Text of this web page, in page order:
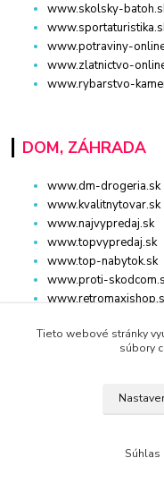
www.skolsky-
www.potraviny-
www.zlatnictvo-
www.rybarstvo-
DOM, ZÁHRADA
www.dm-drogeria.sk
www.kvalitnytovar.sk
www.najvypredaj.sk
www.topvypredaj.sk
www.top-nabytok.sk
www.proti-
www.spotrebice-
www.osvetlenie-
www.zahradnicek.sk
Tieto webové stránky
súbory